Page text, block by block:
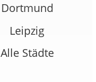
Dortmund
Leipzig
Alle Städte